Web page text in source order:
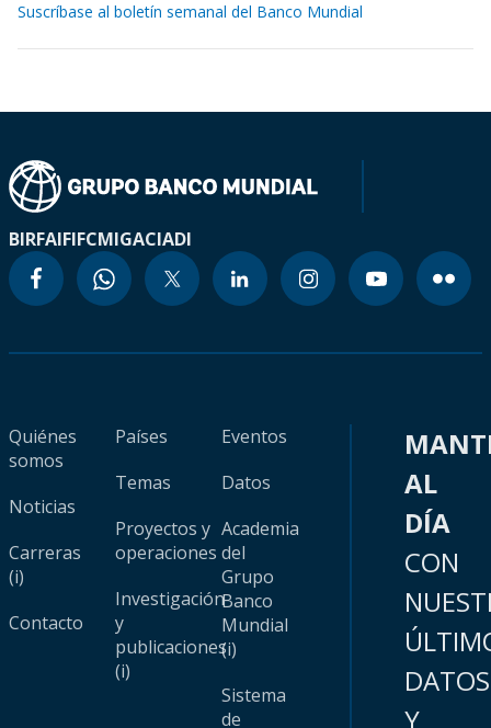
Suscríbase al boletín semanal del Banco Mundial
BIRFAIFIFCMIGACIADI
Quiénes
somos
Noticias
Carreras
(i)
Contacto
Países
Temas
Proyectos y
operaciones
Investigación
y
publicaciones
(i)
Eventos
Datos
Academia
del
Grupo
Banco
Mundial
(i)
Sistema
de
AL
DÍA
CON
DATOS
Y